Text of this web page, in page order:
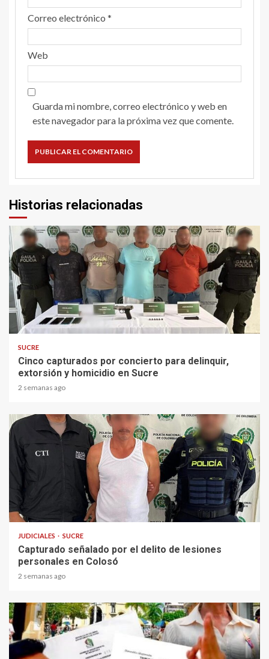
Correo electrónico *
Web
Guarda mi nombre, correo electrónico y web en
este navegador para la próxima vez que comente.
Historias relacionadas
2 min read
SUCRE
Cinco capturados por concierto para delinquir,
extorsión y homicidio en Sucre
2 semanas ago
1 min read
JUDICIALES SUCRE
Capturado señalado por el delito de lesiones
personales en Colosó
2 semanas ago